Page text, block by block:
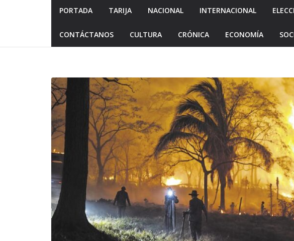
PORTADA TARIJA NACIONAL INTERNACIONAL
CONTÁCTANOS CULTURA CRÓNICA ECONOMÍA